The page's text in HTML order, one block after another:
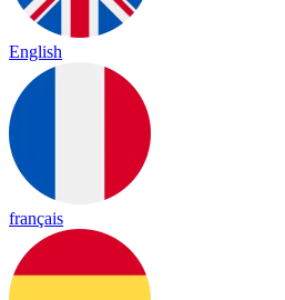
English
français